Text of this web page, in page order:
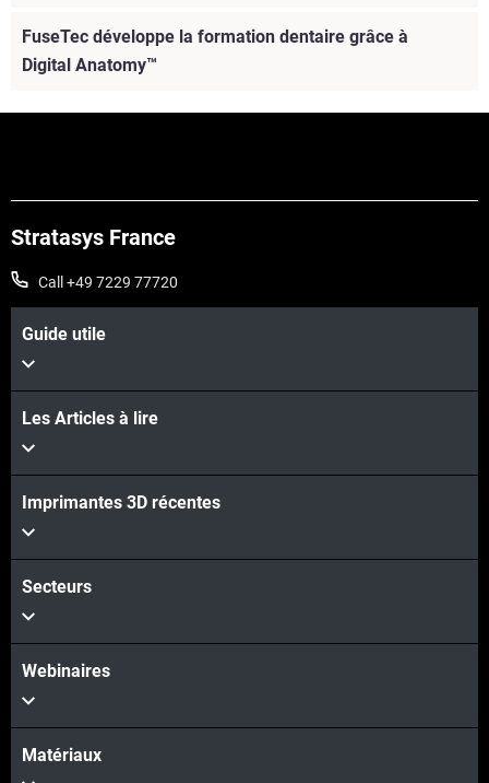
Voir plus
FuseTec développe la formation dentaire grâce à
Digital Anatomy™
Voir plus
Stratasys France
Call +49 7229 77720
Guide utile
Les Articles à lire
Imprimantes 3D récentes
Secteurs
Webinaires
Matériaux